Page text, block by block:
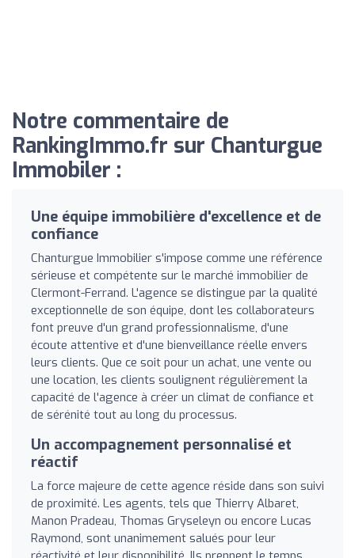
Notre commentaire de
RankingImmo.fr sur Chanturgue
Immobiler :
Une équipe immobilière d'excellence et de
confiance
Chanturgue Immobilier s'impose comme une référence
sérieuse et compétente sur le marché immobilier de
Clermont-Ferrand. L'agence se distingue par la qualité
exceptionnelle de son équipe, dont les collaborateurs
font preuve d'un grand professionnalisme, d'une
écoute attentive et d'une bienveillance réelle envers
leurs clients. Que ce soit pour un achat, une vente ou
une location, les clients soulignent régulièrement la
capacité de l'agence à créer un climat de confiance et
de sérénité tout au long du processus.
Un accompagnement personnalisé et
réactif
La force majeure de cette agence réside dans son suivi
de proximité. Les agents, tels que Thierry Albaret,
Manon Pradeau, Thomas Gryseleyn ou encore Lucas
Raymond, sont unanimement salués pour leur